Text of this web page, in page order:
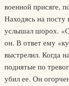
военной присяге,
Находясь на посту
услышал шорох.
он. В ответ ему
выстрелил. Когда
поднятые по
убил ее. Он